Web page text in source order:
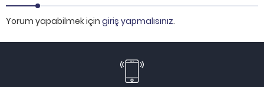
Yorum yapabilmek için giriş yapmalısınız.